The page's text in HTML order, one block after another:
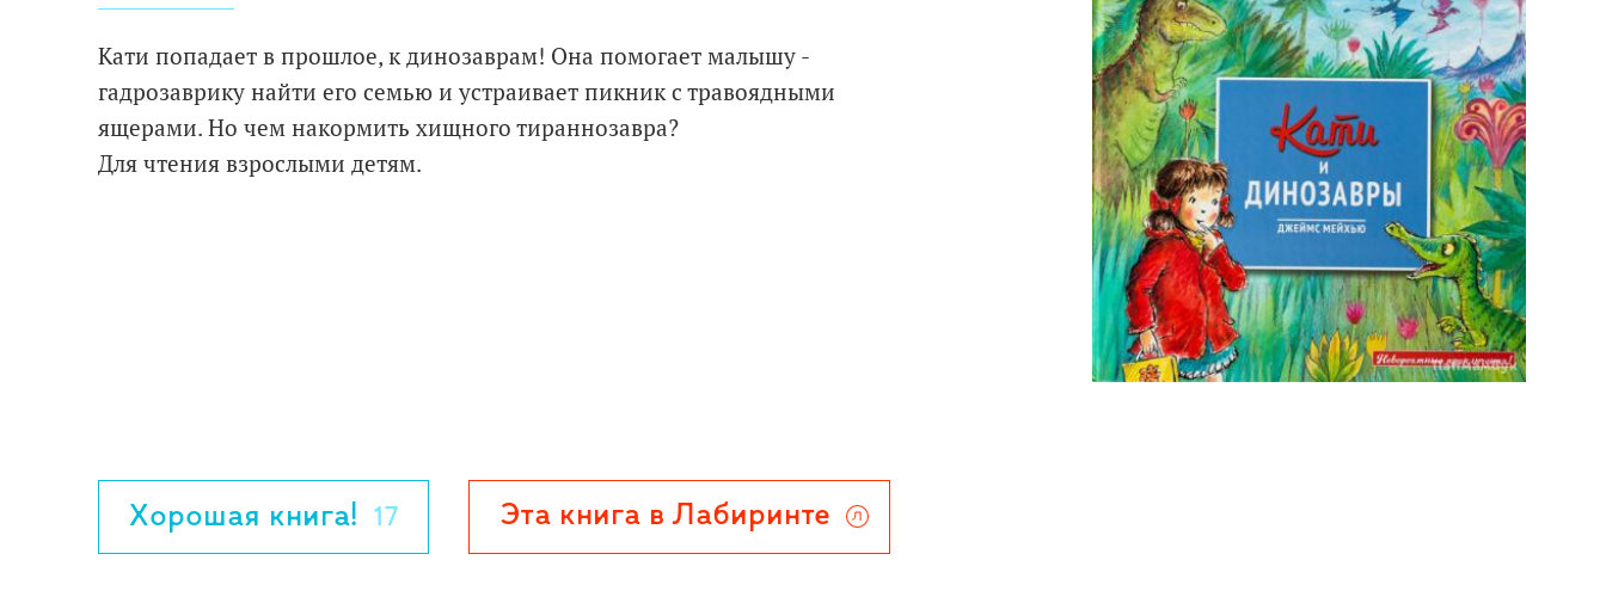
Кати попадает в прошлое, к динозаврам! Она помогает малышу -
гадрозаврику найти его семью и устраивает пикник с травоядными
ящерами. Но чем накормить хищного тираннозавра?
Для чтения взрослыми детям.
Хорошая книга! 17 Эта книга в Лабиринте